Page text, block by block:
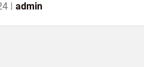
admin